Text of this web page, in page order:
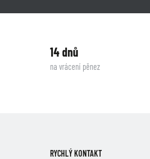
14 dnů
na vrácení pěnez
RYCHLÝ KONTAKT